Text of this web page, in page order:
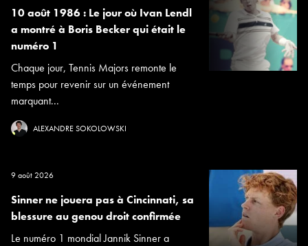
10 août 1986 : Le jour où Ivan Lendl
a montré à Boris Becker qui était le
numéro 1
Chaque jour, Tennis Majors remonte le
temps pour revenir sur un événement
marquant...
ALEXANDRE SOKOLOWSKI
9 août 2026
Sinner ne jouera pas à Cincinnati, sa
blessure au genou droit confirmée
Le numéro 1 mondial Jannik Sinner a